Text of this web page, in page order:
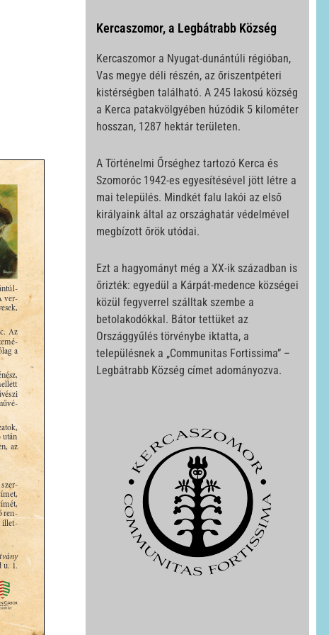
Kercaszomor, a Legbátrabb Község
Kercaszomor a Nyugat-dunántúli régióban,
Vas megye déli részén, az őriszentpéteri
kistérségben található. A 245 lakosú község
a Kerca patakvölgyében húzódik 5 kilométer
hosszan, 1287 hektár területen.
A Történelmi Őrséghez tartozó Kerca és
Szomoróc 1942-es egyesítésével jött létre a
mai település. Mindkét falu lakói az első
királyaink által az országhatár védelmével
megbízott őrök utódai.
Ezt a hagyományt még a XX-ik században is
őrizték: egyedül a Kárpát-medence községei
közül fegyverrel szálltak szembe a
betolakodókkal. Bátor tettüket az
Országgyűlés törvénybe iktatta, a
településnek a „Communitas Fortissima” –
Legbátrabb Község címet adományozva.